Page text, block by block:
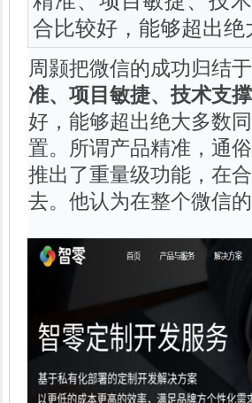
合比较好，能够超出绝
周颢把微信的成功归结
准、项目敏捷、技术支撑
好，能够超出绝大多数
置。所谓产品精准，通
推出了重量级功能，在
去。他认为在整个微信